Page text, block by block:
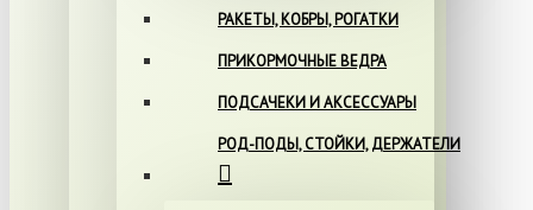
РАКЕТЫ, КОБРЫ, РОГАТКИ
ПРИКОРМОЧНЫЕ ВЕДРА
ПОДСАЧЕКИ И АКСЕССУАРЫ
РОД-ПОДЫ, СТОЙКИ, ДЕРЖАТЕЛИ